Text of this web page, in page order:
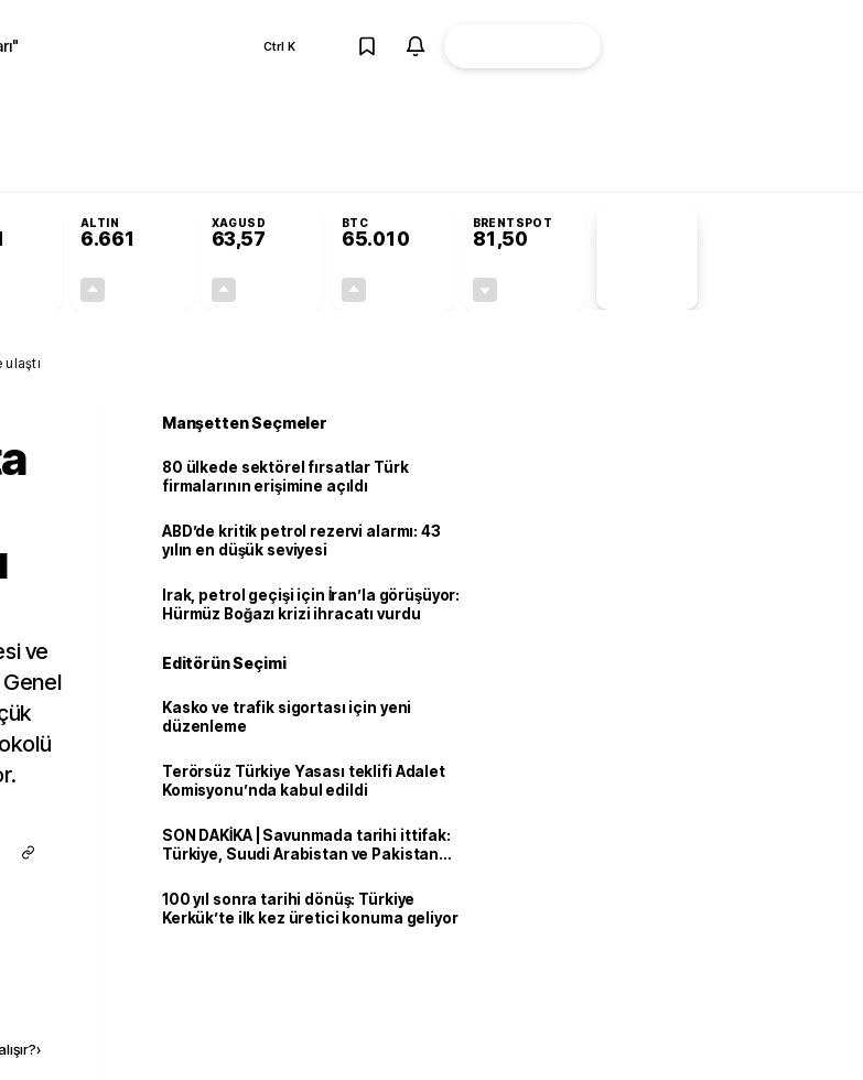
" Ctrl K
ALTIN
6.661
XAGUSD
63,57
BTC
65.010
BRENTSPOT
81,50
ulaştı
ve
Genel
›
Manşetten Seçmeler
80 ülkede sektörel fırsatlar Türk
firmalarının erişimine açıldı
ABD’de kritik petrol rezervi alarmı: 43
yılın en düşük seviyesi
Irak, petrol geçişi için İran’la görüşüyor:
Hürmüz Boğazı krizi ihracatı vurdu
Editörün Seçimi
Kasko ve trafik sigortası için yeni
düzenleme
Terörsüz Türkiye Yasası teklifi Adalet
Komisyonu’nda kabul edildi
SON DAKİKA | Savunmada tarihi ittifak:
Türkiye, Suudi Arabistan ve Pakistan
100 yıl sonra tarihi dönüş: Türkiye
Kerkük’te ilk kez üretici konuma geliyor